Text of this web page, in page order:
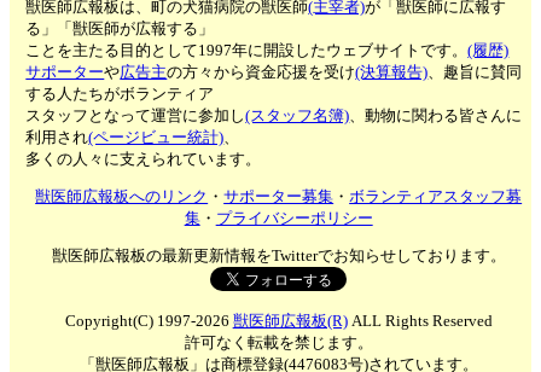
獣医師広報板は、町の犬猫病院の獣医師(主宰者)が「獣医師に広報す
る」「獣医師が広報する」
ことを主たる目的として1997年に開設したウェブサイトです。(履歴)
サポーターや広告主の方々から資金応援を受け(決算報告)、趣旨に賛同
する人たちがボランティア
スタッフとなって運営に参加し(スタッフ名簿)、動物に関わる皆さんに
利用され(ページビュー統計)、
多くの人々に支えられています。
獣医師広報板へのリンク ・サポーター募集 ・ボランティアスタッフ募
集・ プライバシーポリシー
獣医師広報板の最新更新情報をTwitterでお知らせしております。
Copyright(C) 1997-2026 獣医師広報板(R)ALL Rights Reserved
許可なく転載を禁じます。
「獣医師広報板」は商標登録(4476083号)されています。